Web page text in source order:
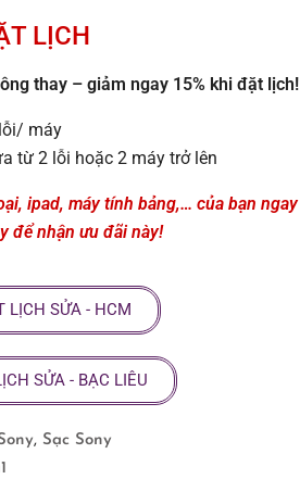
LỊCH
thay – giảm ngay 15% khi đặt lịch!
máy
từ 2 lỗi hoặc 2 máy trở lên
ipad, máy tính bảng,… của bạn ngay
để nhận ưu đãi này!
LỊCH SỬA - HCM
SỬA - BẠC LIÊU
, Sạc Sony